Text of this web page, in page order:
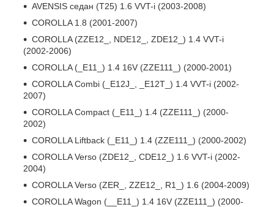
AVENSIS седан (T25) 1.6 VVT-i (2003-2008)
COROLLA 1.8 (2001-2007)
COROLLA (ZZE12_, NDE12_, ZDE12_) 1.4 VVT-i
(2002-2006)
COROLLA (_E11_) 1.4 16V (ZZE111_) (2000-2001)
COROLLA Combi (_E12J_, _E12T_) 1.4 VVT-i (2002-
2007)
COROLLA Compact (_E11_) 1.4 (ZZE111_) (2000-
2002)
COROLLA Liftback (_E11_) 1.4 (ZZE111_) (2000-2002)
COROLLA Verso (ZDE12_, CDE12_) 1.6 VVT-i (2002-
2004)
COROLLA Verso (ZER_, ZZE12_, R1_) 1.6 (2004-2009)
COROLLA Wagon (__E11_) 1.4 16V (ZZE111_) (2000-